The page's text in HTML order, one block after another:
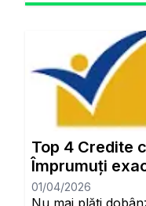
Aynı sayfada
Anlayışı Tarih
Riskini Neden Siz
bankacılık
söz konusuydu:
sürekli aksatanlar
omuzluyordu.
Top 4 Credite
Împrumuți
01/04/2026